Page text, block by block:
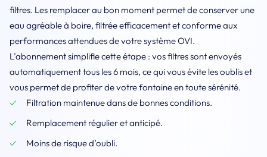
filtres. Les remplacer au bon moment permet de conserver une
eau agréable à boire, filtrée efficacement et conforme aux
performances attendues de votre système OVI.
L’abonnement simplifie cette étape : vos filtres sont envoyés
automatiquement tous les 6 mois, ce qui vous évite les oublis et
vous permet de profiter de votre fontaine en toute sérénité.
Filtration maintenue dans de bonnes conditions.
Remplacement régulier et anticipé.
Moins de risque d’oubli.